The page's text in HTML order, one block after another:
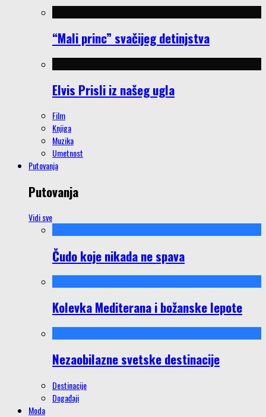
“Mali princ” svačijeg detinjstva
Elvis Prisli iz našeg ugla
Film
Knjiga
Muzika
Umetnost
Putovanja
Putovanja
Vidi sve
Čudo koje nikada ne spava
Kolevka Mediterana i božanske lepote
Nezaobilazne svetske destinacije
Destinacije
Događaji
Moda